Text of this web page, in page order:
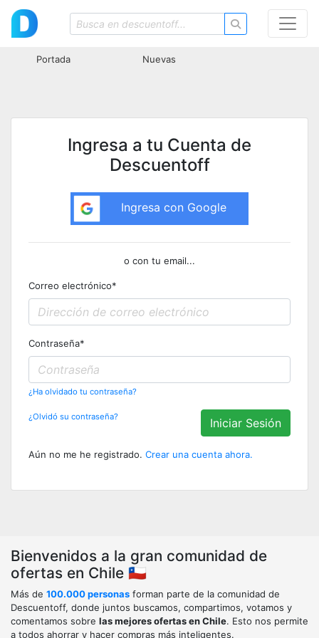
Portada Nuevas
Ingresa a tu Cuenta de
Descuentoff
Ingresa con Google
o con tu email...
Correo electrónico*
Contraseña*
¿Ha olvidado tu contraseña?
¿Olvidó su contraseña? Iniciar Sesión
Aún no me he registrado. Crear una cuenta ahora.
Bienvenidos a la gran comunidad de
ofertas en Chile 🇨🇱
Más de 100.000 personas forman parte de la comunidad de
Descuentoff, donde juntos buscamos, compartimos, votamos y
comentamos sobre las mejores ofertas en Chile. Esto nos permite
a todos ahorrar y hacer compras más inteligentes.